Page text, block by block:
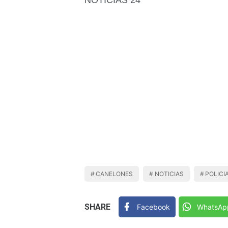
CANELONES NOTICIAS
SHARE Facebook